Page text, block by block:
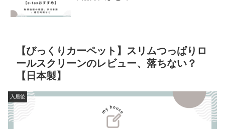
【びっくりカーペット】スリムつっぱりロ
ールスクリーンのレビュー、落ちない？
【日本製】
入居後